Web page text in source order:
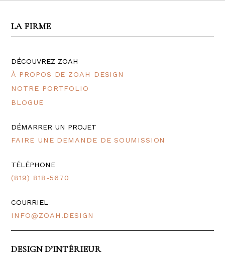
LA FIRME
DÉCOUVREZ ZOAH
À PROPOS DE ZOAH DESIGN
NOTRE PORTFOLIO
BLOGUE
DÉMARRER UN PROJET
FAIRE UNE DEMANDE DE SOUMISSION
TÉLÉPHONE
(819) 818-5670
COURRIEL
INFO@ZOAH.DESIGN
DESIGN D’INTÉRIEUR